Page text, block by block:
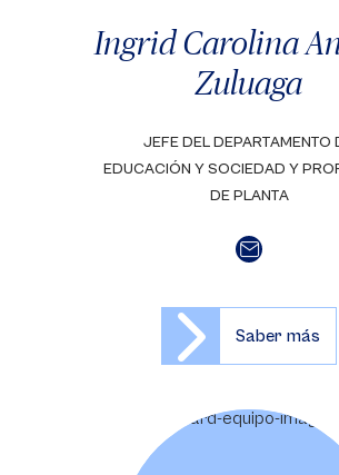
Ingrid Carolina
Zuluaga
JEFE DEL DEPARTAMENTO
EDUCACIÓN Y SOCIEDAD Y
DE PLANTA
Saber más